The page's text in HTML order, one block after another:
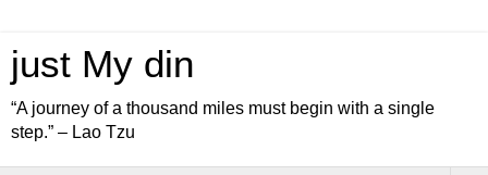
just My din
“A journey of a thousand miles must begin with a single
step.” – Lao Tzu